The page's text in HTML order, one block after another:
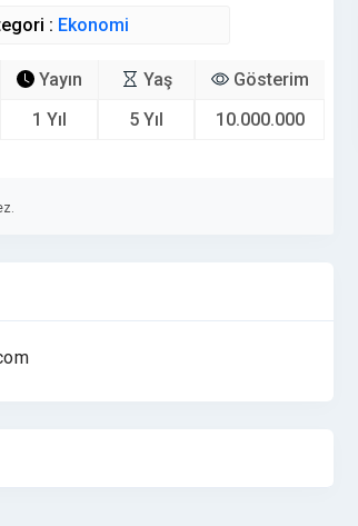
: Ekonomi
Yayın
1 Yıl
Yaş
5 Yıl
Gösterim
10.000.000